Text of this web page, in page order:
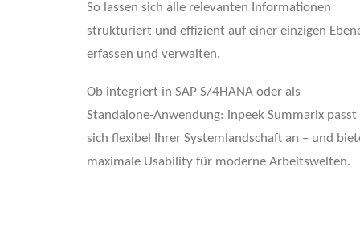
So lassen sich alle relevanten Informationen
strukturiert und effizient auf einer einzigen
erfassen und verwalten.
Ob integriert in SAP S/4HANA oder als
Standalone-Anwendung: inpeek Summarix passt
sich flexibel Ihrer Systemlandschaft an – und
maximale Usability für moderne Arbeitswelten.